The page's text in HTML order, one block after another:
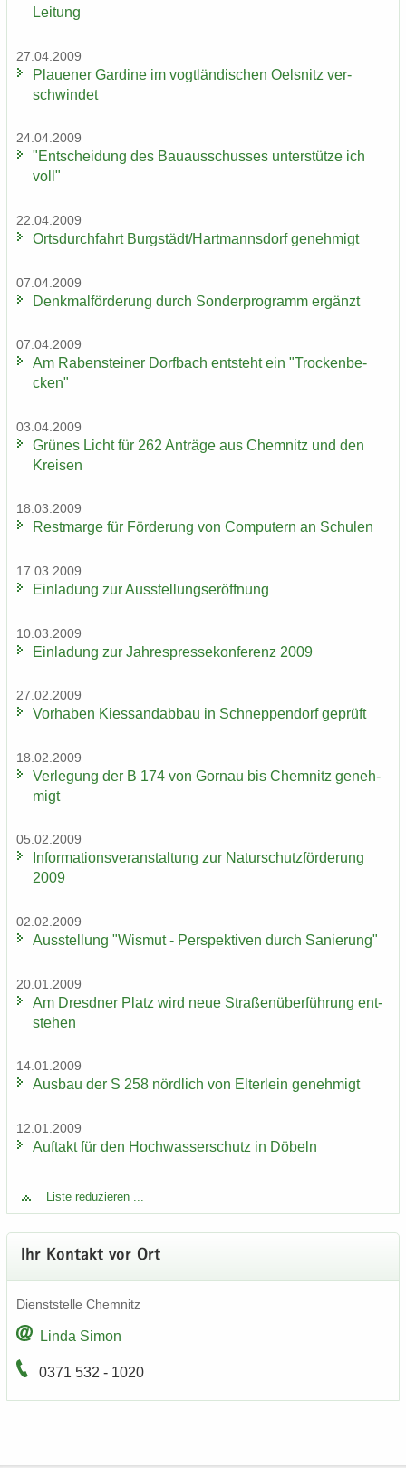
Leitung
27.04.2009
Plaue­ner Gar­di­ne im vogt­län­di­schen Oels­nitz ver­
schwin­det
24.04.2009
"Ent­schei­dung des Bau­aus­schus­ses un­ter­stüt­ze ich
voll"
22.04.2009
Orts­durch­fahrt Burg­städt/Hart­manns­dorf ge­neh­migt
07.04.2009
Denk­mal­för­de­rung durch Son­der­pro­gramm er­gänzt
07.04.2009
Am Ra­ben­stei­ner Dorf­bach ent­steht ein "Tro­cken­be­
cken"
03.04.2009
Grü­nes Licht für 262 An­trä­ge aus Chem­nitz und den
Krei­sen
18.03.2009
Rest­mar­ge für För­de­rung von Com­pu­tern an Schu­len
17.03.2009
Ein­la­dung zur Aus­stel­lungs­er­öff­nung
10.03.2009
Ein­la­dung zur Jah­res­pres­se­kon­fe­renz 2009
27.02.2009
Vor­ha­ben Kies­sand­ab­bau in Schnep­pen­dorf ge­prüft
18.02.2009
Ver­le­gung der B 174 von Gorn­au bis Chem­nitz ge­neh­
migt
05.02.2009
In­for­ma­ti­ons­ver­an­stal­tung zur Na­tur­schutz­för­de­rung
2009
02.02.2009
Aus­stel­lung "Wis­mut - Per­spek­ti­ven durch Sa­nie­rung"
20.01.2009
Am Dresd­ner Platz wird neue Stra­ßen­über­füh­rung ent­
ste­hen
14.01.2009
Aus­bau der S 258 nörd­lich von El­ter­lein ge­neh­migt
12.01.2009
Auf­takt für den Hoch­was­ser­schutz in Dö­beln
Liste re­du­zie­ren ...
Ihr Kon­takt vor Ort
Dienst­stel­le Chem­nitz
Linda Simon
0371 532 - 1020